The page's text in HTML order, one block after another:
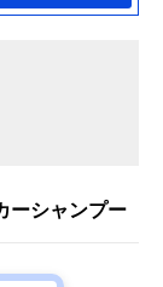
ーシャンプー